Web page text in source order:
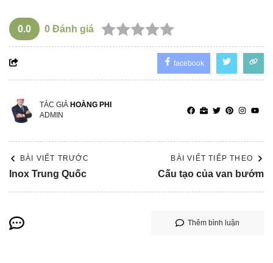
0.0 0 Đánh giá
facebook
TÁC GIẢ HOÀNG PHI
ADMIN
BÀI VIẾT TRƯỚC
Inox Trung Quốc
BÀI VIẾT TIẾP THEO
Cấu tạo của van bướm
Thêm bình luận